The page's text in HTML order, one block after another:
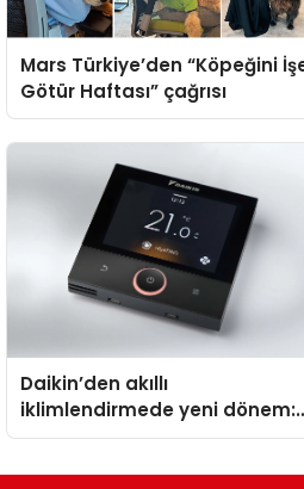
Mars Türkiye’den “Köpeğini
Götür Haftası” çağrısı
Daikin’den akıllı
iklimlendirmede yeni dönem:
Madoka Plus Türkiye’de